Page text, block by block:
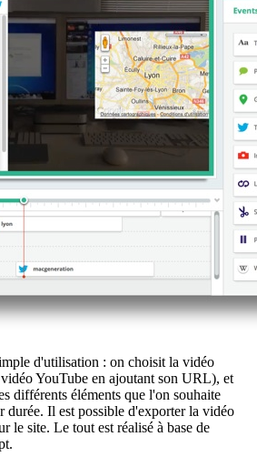
d'utilisation : on choisit la vidéo
YouTube en ajoutant son URL), et
différents éléments que l'on souhaite
durée. Il est possible d'exporter la vidéo
le site. Le tout est réalisé à base de